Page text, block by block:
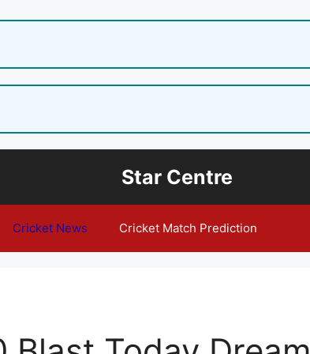
Star Centre
Cricket News Cricket Match Prediction